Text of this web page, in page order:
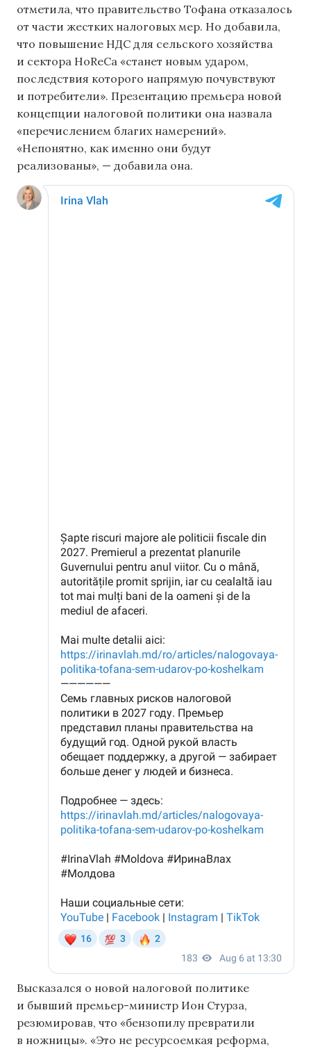
отметила, что правительство Тофана отказалось
от части жестких налоговых мер. Но добавила,
что повышение НДС для сельского хозяйства
и сектора HoReCa «станет новым ударом,
последствия которого напрямую почувствуют
и потребители». Презентацию премьера новой
концепции налоговой политики она назвала
«перечислением благих намерений».
«Непонятно, как именно они будут
реализованы», — добавила она.
Высказался о новой налоговой политике
и бывший премьер-министр Ион Стурза,
резюмировав, что «бензопилу превратили
в ножницы». «Это не ресурсоемкая реформа,